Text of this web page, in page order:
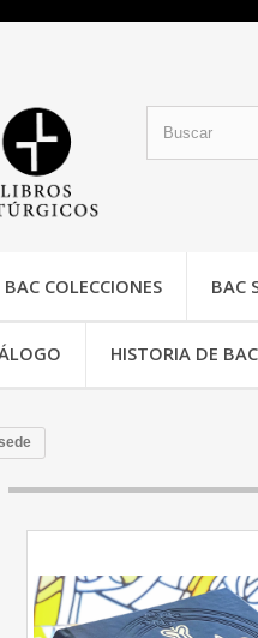
BAC COLECCIONES BAC
HISTORIA DE BAC